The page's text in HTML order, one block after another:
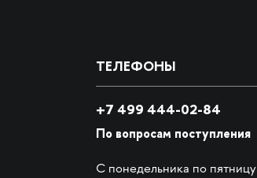
ТЕЛЕФОНЫ
+7 499 444-02-84
По вопросам поступления
С понедельника по пятницу